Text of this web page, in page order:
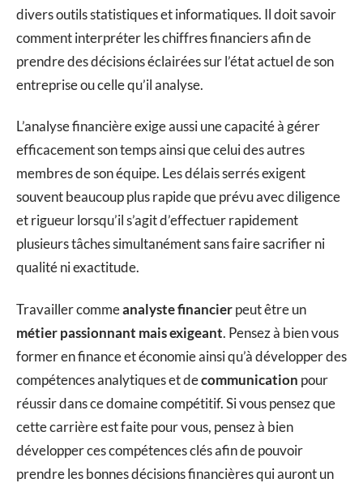
divers outils statistiques et informatiques. Il doit savoir
comment interpréter les chiffres financiers afin de
prendre des décisions éclairées sur l’état actuel de son
entreprise ou celle qu’il analyse.
L’analyse financière exige aussi une capacité à gérer
efficacement son temps ainsi que celui des autres
membres de son équipe. Les délais serrés exigent
souvent beaucoup plus rapide que prévu avec diligence
et rigueur lorsqu’il s’agit d’effectuer rapidement
plusieurs tâches simultanément sans faire sacrifier ni
qualité ni exactitude.
Travailler commeanalyste financierpeut être un
métier passionnant mais exigeant. Pensez à bien vous
former en finance et économie ainsi qu’à développer des
compétences analytiques et decommunication pour
réussir dans ce domaine compétitif. Si vous pensez que
cette carrière est faite pour vous, pensez à bien
développer ces compétences clés afin de pouvoir
prendre les bonnes décisions financières qui auront un